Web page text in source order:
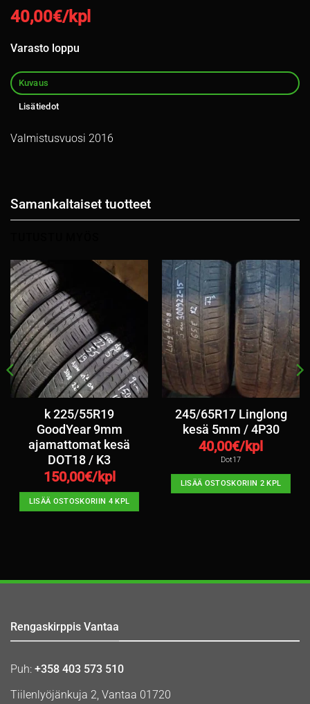
40,00€/kpl
Varasto loppu
Kuvaus
Lisätiedot
Valmistusvuosi 2016
Samankaltaiset tuotteet
k 225/55R19
GoodYear 9mm
ajamattomat kesä
DOT18 / K3
150,00€/kpl
LISÄÄ OSTOSKORIIN 4 KPL
245/65R17 Linglong
kesä 5mm / 4P30
40,00€/kpl
Dot17
LISÄÄ OSTOSKORIIN 2 KPL
Rengaskirppis Vantaa
Puh: +358 403 573 510
Tiilenlyöjänkuja 2, Vantaa 01720